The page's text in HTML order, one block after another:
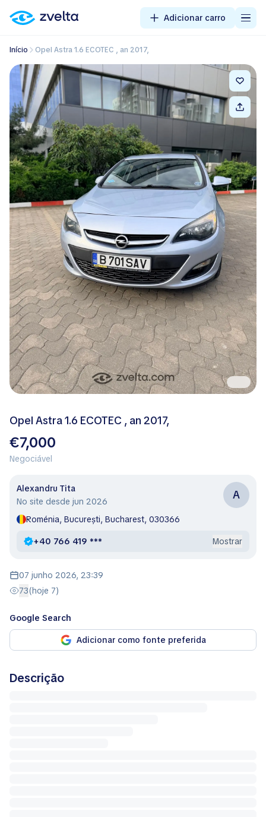
Adicionar carro
Início Opel Astra 1.6 ECOTEC , an 2017,
Opel Astra 1.6 ECOTEC , an 2017,
€7,000
Negociável
Alexandru Tita
No site desde jun 2026
A
Roménia, București, Bucharest, 030366
+40 766 419 *** Mostrar
07 junho 2026, 23:39
73(hoje 7)
Google Search
Adicionar como fonte preferida
Descrição